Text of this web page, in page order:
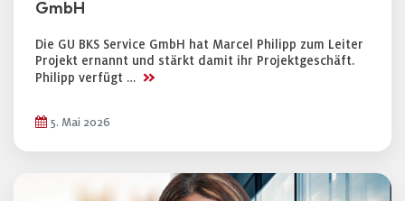
GmbH
Die GU BKS Service GmbH hat Marcel Philipp zum Leiter
Projekt ernannt und stärkt damit ihr Projektgeschäft.
Philipp verfügt … >>
5. Mai 2026